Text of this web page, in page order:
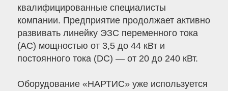
квалифицированные специалисты
компании. Предприятие продолжает активно
развивать линейку ЭЗС переменного тока
(AC) мощностью от 3,5 до 44 кВт и
постоянного тока (DC) — от 20 до 240 кВт.
Оборудование «НАРТИС» уже используется